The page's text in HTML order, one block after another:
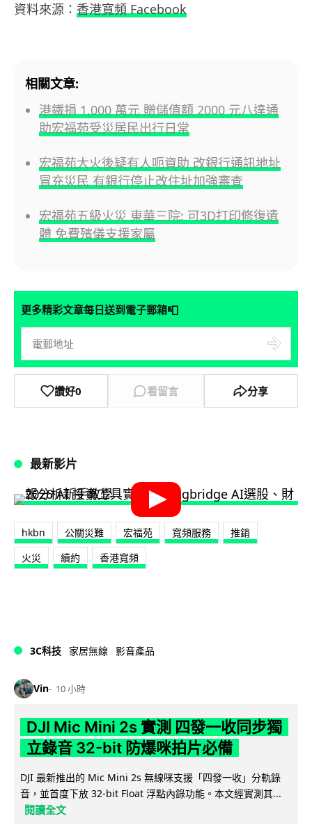
資料來源： 香港寬頻 Facebook
相關文章:
港鐵捐 1,000 萬元 贈儲值額 2000 元八達通
助宏福苑受災居民出行日常
宏福苑大火後疑有人呃資助 改銀行通訊地址
冒充災民 有銀行停止改住址加強審查
宏福苑五級火災 東華三院: 可3D打印修復遺
體 免費殯儀支援家屬
更多精彩文章每日送到電子郵箱📮
讚好0 看留言 分享
最新影片
hkbn 公關災難 宏福苑 寬頻服務
推銷
火災
續約 香港寬頻
3C科技 家居無線 影音產品
Vin 10 小時
DJI Mic Mini 2s 實測 四發一收同步獨
立錄音 32-bit 防爆咪拍片必備
DJI 最新推出的 Mic Mini 2s 無線咪支援「四發一收」分軌錄
音，並首度下放 32-bit Float 浮點內錄功能。本文經實測其...
閱讀全文